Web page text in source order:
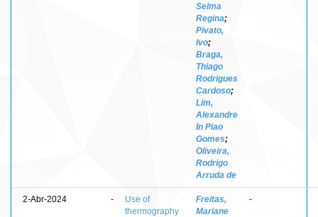
Selma
Regina;
Pivato,
Ivo;
Braga,
Thiago
Rodrigues
Cardoso;
Lim,
Alexandre
In Piao
Gomes;
Oliveira,
Rodrigo
Arruda de
2-Abr-2024 -
Use of
thermography
Freitas,
Mariane
-